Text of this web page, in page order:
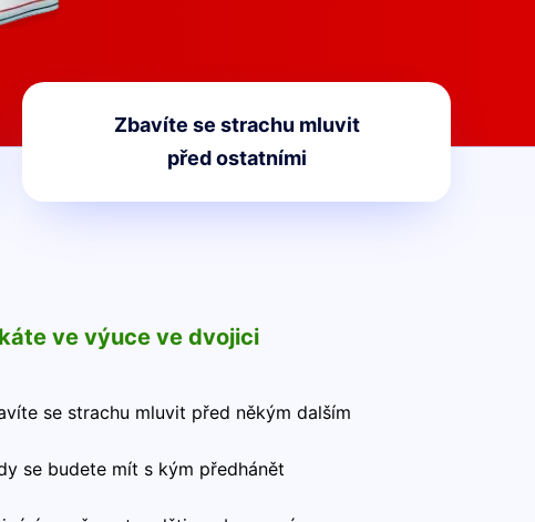
Zbavíte se strachu mluvit
před ostatními
ve výuce ve dvojici
se strachu mluvit před někým dalším
se budete mít s kým předhánět